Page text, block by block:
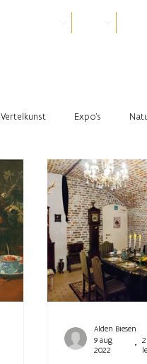
Vertelkunst Expo's
Alden Biesen
9 aug
2022